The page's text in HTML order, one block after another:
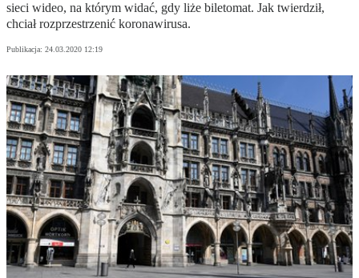
sieci wideo, na którym widać, gdy liże biletomat. Jak twierdził,
chciał rozprzestrzenić koronawirusa.
Publikacja: 24.03.2020 12:19